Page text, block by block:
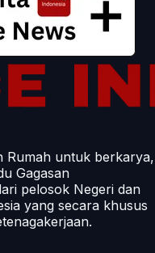
Rumah untuk berkarya,
Gagasan
pelosok Negeri dan
yang secara khusus